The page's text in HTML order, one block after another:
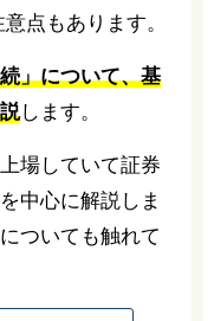
点もあります。
」について、基
します。
場していて証券
中心に解説しま
ついても触れて